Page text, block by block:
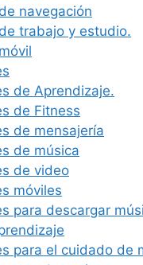
navegación
trabajo y estudio.
de Aprendizaje.
de Fitness
de mensajería
de música
de video
móviles
para descargar
para el cuidado de